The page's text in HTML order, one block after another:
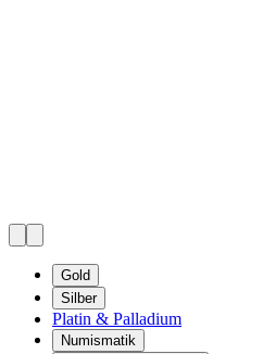
Gold
Silber
Platin & Palladium
Numismatik